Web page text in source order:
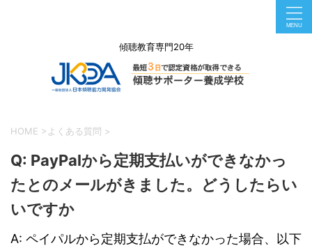
傾聴教育専門20年
HOME > よくある質問 >
Q: PayPalから定期支払いができなかっ
たとのメールがきました。どうしたらい
いですか
A: ペイパルから定期支払ができなかった場合、以下